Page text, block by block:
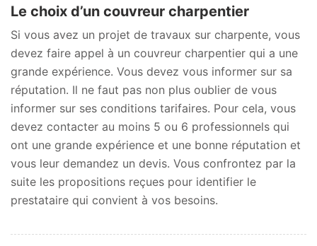
Le choix d’un couvreur charpentier
Si vous avez un projet de travaux sur charpente, vous
devez faire appel à un couvreur charpentier qui a une
grande expérience. Vous devez vous informer sur sa
réputation. Il ne faut pas non plus oublier de vous
informer sur ses conditions tarifaires. Pour cela, vous
devez contacter au moins 5 ou 6 professionnels qui
ont une grande expérience et une bonne réputation et
vous leur demandez un devis. Vous confrontez par la
suite les propositions reçues pour identifier le
prestataire qui convient à vos besoins.